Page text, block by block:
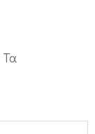
Τα